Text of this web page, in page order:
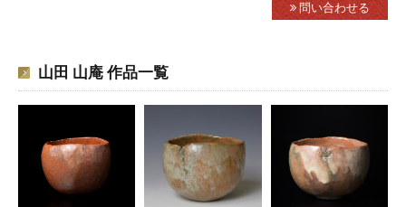
問い合わせる
山田 山庵 作品一覧